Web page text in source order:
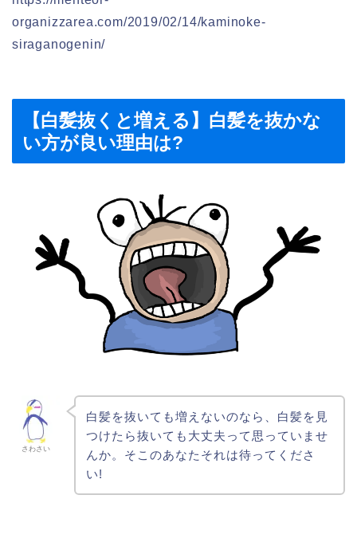
organizzarea.com/2019/02/14/kaminoke-
siraganogenin/
【白髪抜くと増える】白髪を抜かな
い方が良い理由は?
さわさい
白髪を抜いても増えないのなら、白髪を見
つけたら抜いても大丈夫って思っていませ
んか。そこのあなたそれは待ってくださ
い!